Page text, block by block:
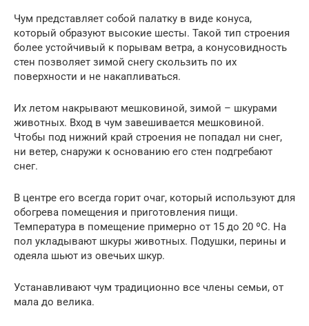
Чум представляет собой палатку в виде конуса,
который образуют высокие шесты. Такой тип строения
более устойчивый к порывам ветра, а конусовидность
стен позволяет зимой снегу скользить по их
поверхности и не накапливаться.
Их летом накрывают мешковиной, зимой – шкурами
животных. Вход в чум завешивается мешковиной.
Чтобы под нижний край строения не попадал ни снег,
ни ветер, снаружи к основанию его стен подгребают
снег.
В центре его всегда горит очаг, который используют для
обогрева помещения и приготовления пищи.
Температура в помещение примерно от 15 до 20 ºС. На
пол укладывают шкуры животных. Подушки, перины и
одеяла шьют из овечьих шкур.
Устанавливают чум традиционно все члены семьи, от
мала до велика.